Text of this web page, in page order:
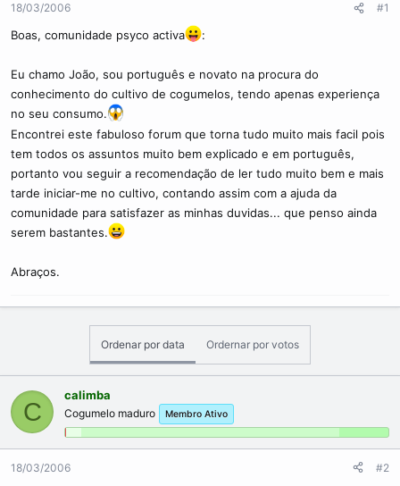
o
t
i
c
o
c
18/03/2006 #1
Boas, comunidade psyco activa :
Eu chamo João, sou português e novato na procura do
conhecimento do cultivo de cogumelos, tendo apenas experiença
no seu consumo.
Encontrei este fabuloso forum que torna tudo muito mais facil pois
tem todos os assuntos muito bem explicado e em português,
portanto vou seguir a recomendação de ler tudo muito bem e mais
tarde iniciar-me no cultivo, contando assim com a ajuda da
comunidade para satisfazer as minhas duvidas... que penso ainda
serem bastantes.
Abraços.
Ordenar por data Ordernar por votos
C
calimba
Cogumelo maduro Membro Ativo
18/03/2006 #2